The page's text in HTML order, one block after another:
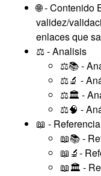
🌐 - Contenido
validez/
enlaces que
⚖️ - Analisis
⚖️📚 -
⚖️🔬 -
⚖️🏛️ -
⚖️🧠 -
📖 - Referencia
📖📚 -
📖🔬-
📖🏛️ -